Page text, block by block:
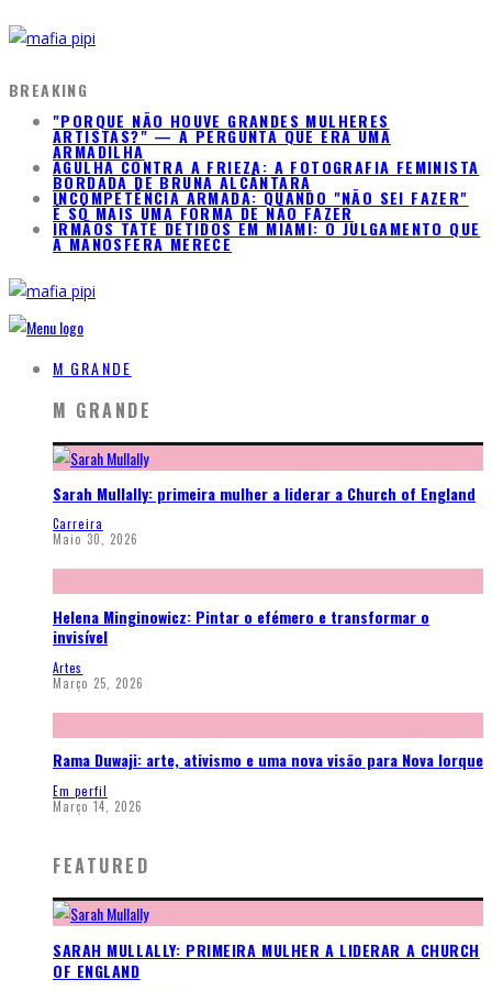
BREAKING
"PORQUE NÃO HOUVE GRANDES MULHERES
ARTISTAS?" — A PERGUNTA QUE ERA UMA
ARMADILHA
AGULHA CONTRA A FRIEZA: A FOTOGRAFIA FEMINISTA
BORDADA DE BRUNA ALCÂNTARA
INCOMPETÊNCIA ARMADA: QUANDO "NÃO SEI FAZER"
É SÓ MAIS UMA FORMA DE NÃO FAZER
IRMÃOS TATE DETIDOS EM MIAMI: O JULGAMENTO QUE
A MANOSFERA MERECE
M GRANDE
M GRANDE
Sarah Mullally: primeira mulher a liderar a Church of England
Carreira
Maio 30, 2026
Helena Minginowicz: Pintar o efémero e transformar o
invisível
Artes
Março 25, 2026
Rama Duwaji: arte, ativismo e uma nova visão para Nova Iorque
Em perfil
Março 14, 2026
FEATURED
SARAH MULLALLY: PRIMEIRA MULHER A LIDERAR A CHURCH
OF ENGLAND